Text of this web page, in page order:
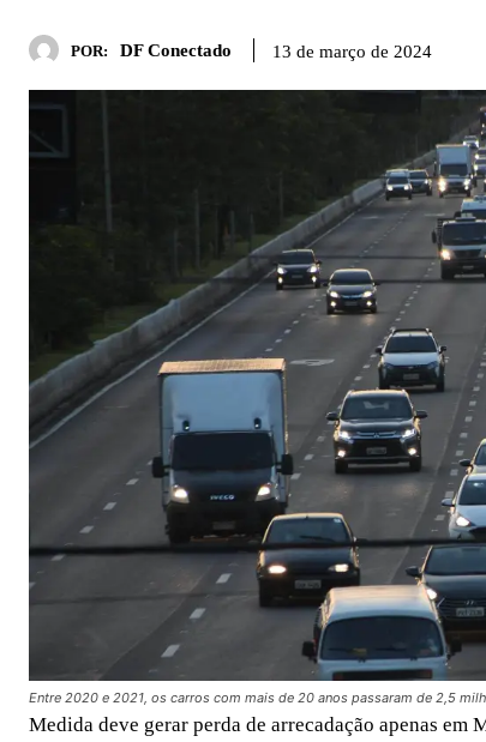
POR: DF Conectado 13 de março de 2024
Entre 2020 e 2021, os carros com mais de 20 anos passaram de 2,5
Medida deve gerar perda de arrecadação apenas em